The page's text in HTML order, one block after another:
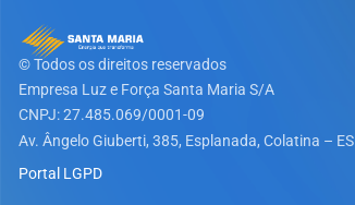
© Todos os direitos reservados
Empresa Luz e Força Santa Maria S/A​
CNPJ: 27.485.069/0001-09
Av. Ângelo Giuberti, 385, Esplanada, Colatina – ES
Portal LGPD